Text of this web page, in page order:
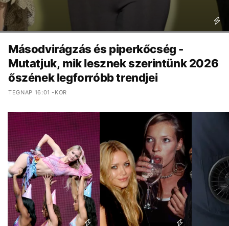
Másodvirágzás és piperkőcség -
Mutatjuk, mik lesznek szerintünk 2026
őszének legforróbb trendjei
TEGNAP 16:01 -KOR